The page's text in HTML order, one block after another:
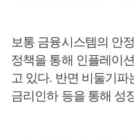
보통 금융시스템의 안
정책을 통해 인플레이
고 있다. 반면 비둘기파
금리인하 등을 통해 성